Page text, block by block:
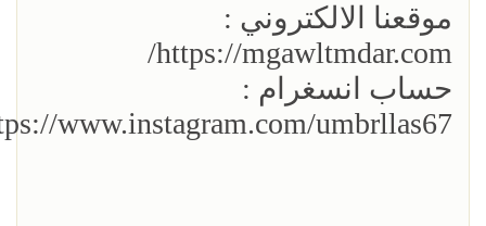
موقعنا الالكتروني :
https://mgawltmdar.com/
حساب انسغرام :
www.instagram.com/umbrllas67/